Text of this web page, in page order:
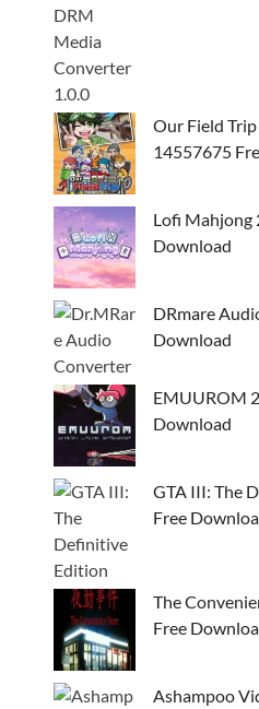
Our Field
14557675
Lofi Mahjong
Download
DRmare
Download
EMUUROM
Download
GTA III: The
Free
The
Free
Ashampoo